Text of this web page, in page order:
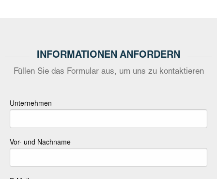
INFORMATIONEN ANFORDERN
Füllen Sie das Formular aus, um uns zu kontaktieren
Unternehmen
Vor- und Nachname